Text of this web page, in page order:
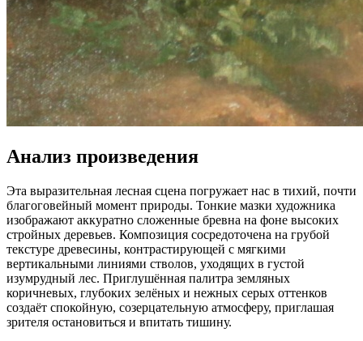
Анализ произведения
Эта выразительная лесная сцена погружает нас в тихий, почти
благоговейный момент природы. Тонкие мазки художника
изображают аккуратно сложенные бревна на фоне высоких
стройных деревьев. Композиция сосредоточена на грубой
текстуре древесины, контрастирующей с мягкими
вертикальными линиями стволов, уходящих в густой
изумрудный лес. Приглушённая палитра земляных
коричневых, глубоких зелёных и нежных серых оттенков
создаёт спокойную, созерцательную атмосферу, приглашая
зрителя остановиться и впитать тишину.